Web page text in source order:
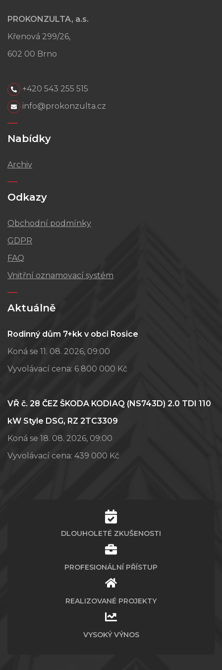
PROKONZULTA, a.s.
Křenová 299/26,
602 00 Brno
+420 543 255 515
info@prokonzulta.cz
Nabídky
Archiv
Odkazy
Obchodní podmínky
GDPR
FAQ
Vnitřní oznamovací systém
Aktuálně
Rodinný dům 7+kk v obci Rosice
Koná se 11. 08. 2026, 09:00
Vyvolávací cena: 6 800 000 Kč
VŘ č. 28 ČEZ ŠKODA KODIAQ (NS743D) 2.0 TDI 110
kW Style DSG, RZ 2TC3309
Koná se 18. 08. 2026, 09:00
Vyvolávací cena: 439 000 Kč
DLOUHOLETÉ ZKUŠENOSTI
PROFESIONÁLNÍ PŘÍSTUP
REALIZOVANÉ PROJEKTY
VYSOKÝ VÝNOS